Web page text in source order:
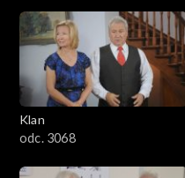
Klan
odc. 3068